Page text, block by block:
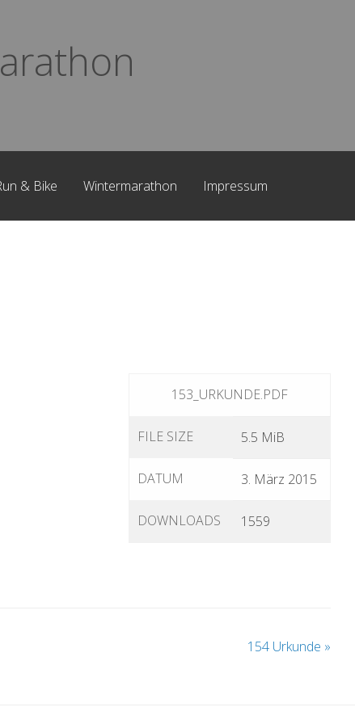
& Bike Wintermarathon Impressum
153_URKUNDE.PDF
FILE SIZE 5.5 MiB
DATUM 3. März 2015
DOWNLOADS 1559
154 Urkunde »